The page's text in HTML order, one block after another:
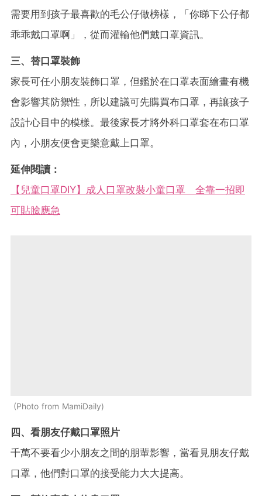
需要用到孩子最喜歡的毛公仔做榜樣，「你睇下公仔都
乖乖戴口罩啊」，從而灌輸他們戴口罩資訊。
三、替口罩裝飾
家長可任小朋友裝飾口罩，但鑑於在口罩表面繪畫有機
會影響其防禦性，所以建議可先購買布口罩，再讓孩子
設計心目中的模樣。最後家長才將外科口罩套在布口罩
內，小朋友便會更樂意戴上口罩。
延伸閱讀：
【兒童口罩DIY】成人口罩改裝小童口罩 全靠一招即
可貼臉應急
Photo from MamiDaily
四、看朋友仔戴口罩照片
千萬不要看少小朋友之間的朋輩影響，當看見朋友仔戴
口罩，他們對口罩的接受能力大大提高。